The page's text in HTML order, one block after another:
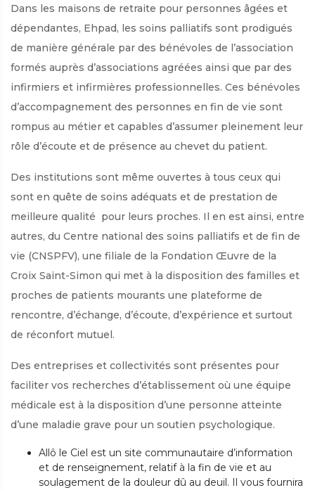
Dans les maisons de retraite pour personnes âgées et
dépendantes, Ehpad, les soins palliatifs sont prodigués
de manière générale par des bénévoles de l’association
formés auprès d’associations agréées ainsi que par des
infirmiers et infirmières professionnelles. Ces bénévoles
d’accompagnement des personnes en fin de vie sont
rompus au métier et capables d’assumer pleinement leur
rôle d’écoute et de présence au chevet du patient.
Des institutions sont même ouvertes à tous ceux qui
sont en quête de soins adéquats et de prestation de
meilleure qualité pour leurs proches. Il en est ainsi, entre
autres, du Centre national des soins palliatifs et de fin de
vie (CNSPFV), une filiale de la Fondation Œuvre de la
Croix Saint-Simon qui met à la disposition des familles et
proches de patients mourants une plateforme de
rencontre, d’échange, d’écoute, d’expérience et surtout
de réconfort mutuel.
Des entreprises et collectivités sont présentes pour
faciliter vos recherches d’établissement où une équipe
médicale est à la disposition d’une personne atteinte
d’une maladie grave pour un soutien psychologique.
Allô le Ciel est un site communautaire d’information
et de renseignement, relatif à la fin de vie et au
soulagement de la douleur dû au deuil. Il vous fournira